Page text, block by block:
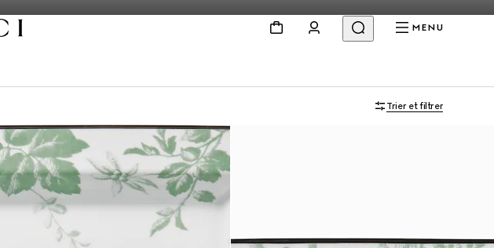
MENU
Trier et filtrer